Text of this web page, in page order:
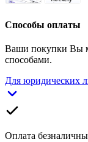
Способы оплаты
Ваши покупки Вы
способами.
Для юридических
Оплата